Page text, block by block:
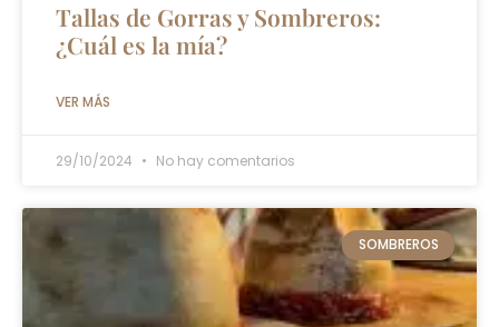
Tallas de Gorras y Sombreros:
¿Cuál es la mía?
VER MÁS
29/10/2024 No hay comentarios
SOMBREROS